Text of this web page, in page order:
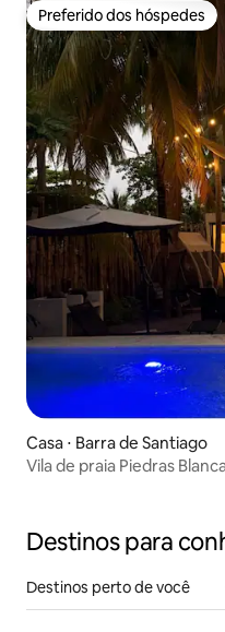
Preferido dos hóspedes
Preferido dos hóspedes
Casa ⋅ Barra de Santiago
Vila de praia Piedras
Destinos para
Destinos perto de você